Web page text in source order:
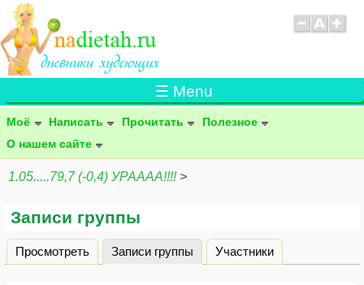
☰ Menu
Моё Написать Прочитать
Полезное
О нашем сайте
1.05.....79,7 (-0,4) УРАААА!!!!>
Записи группы
Главные вкладки
Просмотреть Записи группы (активная вкладка)
Участники